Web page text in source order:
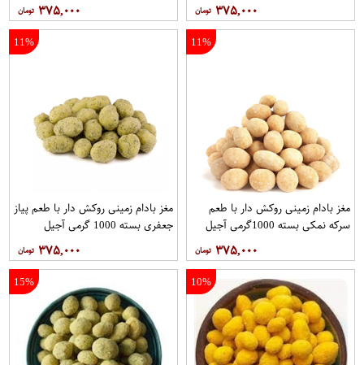
۳۷۵,۰۰۰ ۳۷۵,۰۰۰
11%
مغز بادام زمینی روکش دار با طعم
سرکه نمکی بسته 1000گرمی آجیل
۳۷۵,۰۰۰
11%
مغز بادام زمینی روکش دار با طعم پیاز
جعفری بسته 1000 گرمی آجیل
۳۷۵,۰۰۰
10%
15%